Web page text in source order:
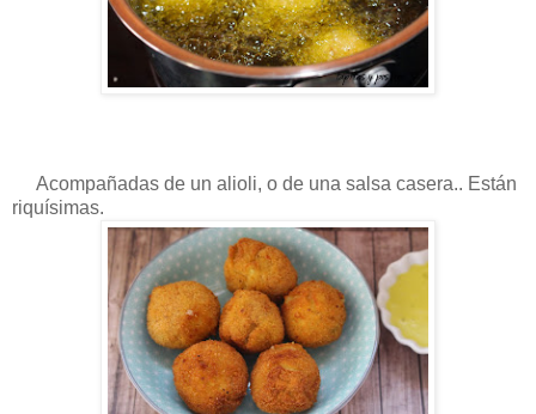
Acompañadas de un alioli, o de una salsa casera.. Están
riquísimas.